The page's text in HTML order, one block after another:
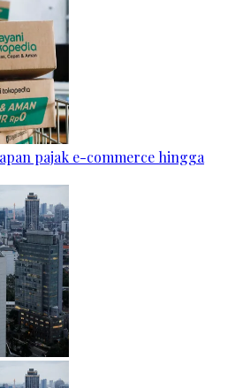
pajak e-commerce hingga